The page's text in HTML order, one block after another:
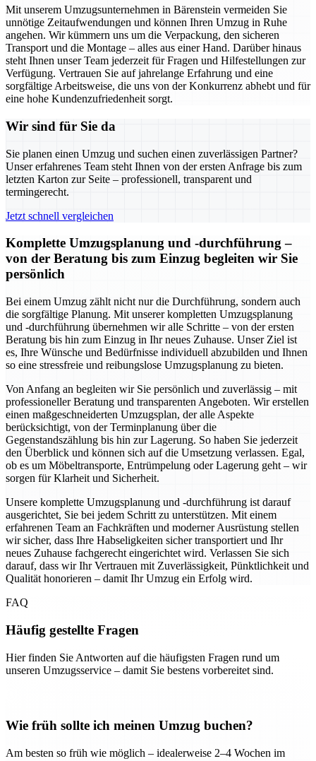
Mit unserem Umzugsunternehmen in Bärenstein vermeiden Sie
unnötige Zeitaufwendungen und können Ihren Umzug in Ruhe
angehen. Wir kümmern uns um die Verpackung, den sicheren
Transport und die Montage – alles aus einer Hand. Darüber hinaus
steht Ihnen unser Team jederzeit für Fragen und Hilfestellungen zur
Verfügung. Vertrauen Sie auf jahrelange Erfahrung und eine
sorgfältige Arbeitsweise, die uns von der Konkurrenz abhebt und für
eine hohe Kundenzufriedenheit sorgt.
Wir sind für Sie da
Sie planen einen Umzug und suchen einen zuverlässigen Partner?
Unser erfahrenes Team steht Ihnen von der ersten Anfrage bis zum
letzten Karton zur Seite – professionell, transparent und
termingerecht.
Jetzt schnell vergleichen
Komplette Umzugsplanung und -durchführung –
von der Beratung bis zum Einzug begleiten wir Sie
persönlich
Bei einem Umzug zählt nicht nur die Durchführung, sondern auch
die sorgfältige Planung. Mit unserer kompletten Umzugsplanung
und -durchführung übernehmen wir alle Schritte – von der ersten
Beratung bis hin zum Einzug in Ihr neues Zuhause. Unser Ziel ist
es, Ihre Wünsche und Bedürfnisse individuell abzubilden und Ihnen
so eine stressfreie und reibungslose Umzugsplanung zu bieten.
Von Anfang an begleiten wir Sie persönlich und zuverlässig – mit
professioneller Beratung und transparenten Angeboten. Wir erstellen
einen maßgeschneiderten Umzugsplan, der alle Aspekte
berücksichtigt, von der Terminplanung über die
Gegenstandszählung bis hin zur Lagerung. So haben Sie jederzeit
den Überblick und können sich auf die Umsetzung verlassen. Egal,
ob es um Möbeltransporte, Entrümpelung oder Lagerung geht – wir
sorgen für Klarheit und Sicherheit.
Unsere komplette Umzugsplanung und -durchführung ist darauf
ausgerichtet, Sie bei jedem Schritt zu unterstützen. Mit einem
erfahrenen Team an Fachkräften und moderner Ausrüstung stellen
wir sicher, dass Ihre Habseligkeiten sicher transportiert und Ihr
neues Zuhause fachgerecht eingerichtet wird. Verlassen Sie sich
darauf, dass wir Ihr Vertrauen mit Zuverlässigkeit, Pünktlichkeit und
Qualität honorieren – damit Ihr Umzug ein Erfolg wird.
FAQ
Häufig gestellte Fragen
Hier finden Sie Antworten auf die häufigsten Fragen rund um
unseren Umzugsservice – damit Sie bestens vorbereitet sind.
Wie früh sollte ich meinen Umzug buchen?
Am besten so früh wie möglich – idealerweise 2–4 Wochen im